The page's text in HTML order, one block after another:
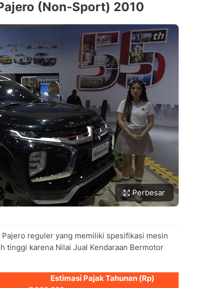
(Non-Sport) 2010
Perbesar
reguler yang memiliki spesifikasi mesin
tinggi karena Nilai Jual Kendaraan Bermotor
Estimasi Pajak Tahunan (Rp)